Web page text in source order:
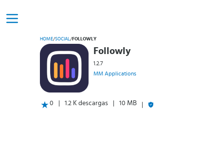
HOME/SOCIAL/ FOLLOWLY
Followly
1.2.7
MM Applications
0 1.2 K descargas 10 MB